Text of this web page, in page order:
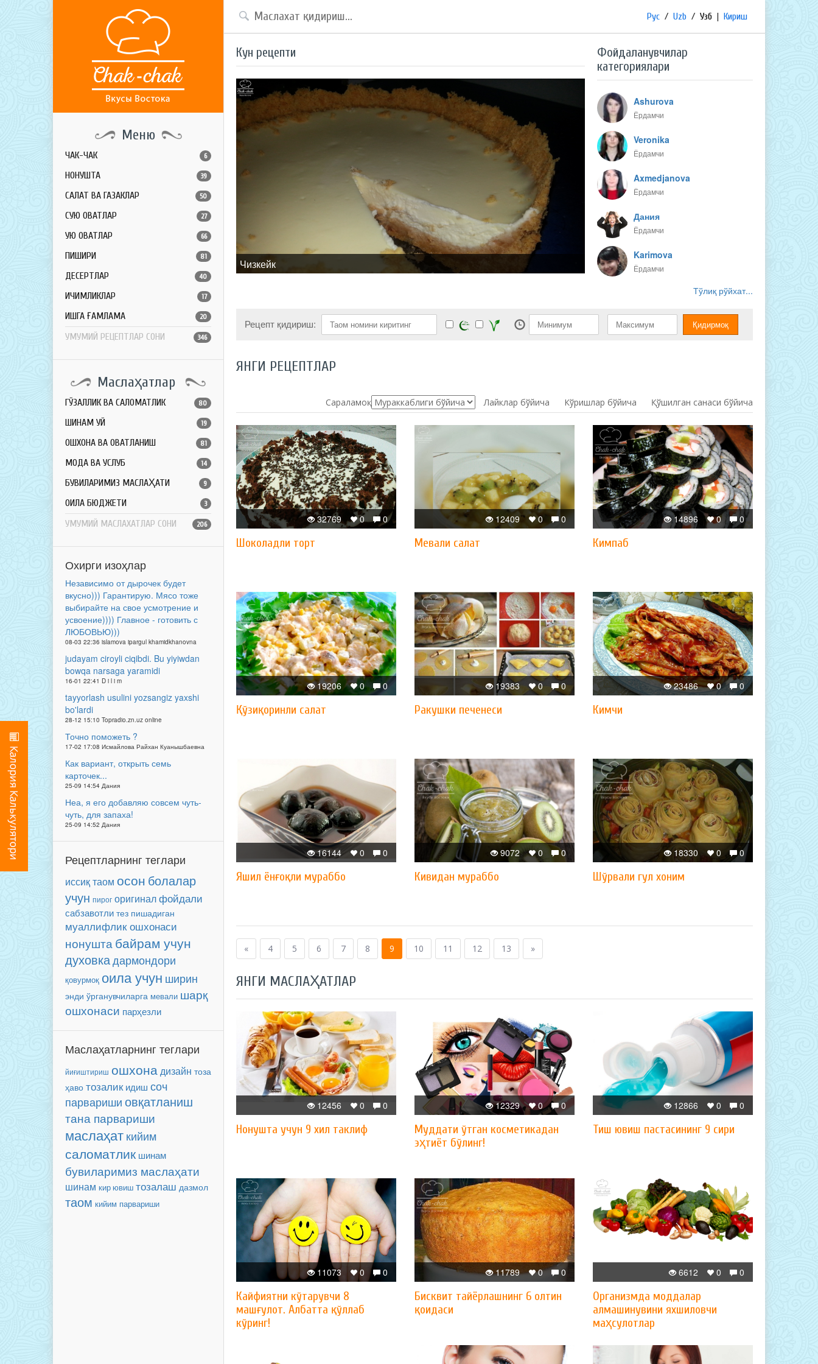
Меню
ЧАК-ЧАК 6
НОНУШТА 39
САЛАТ ВА ГАЗАКЛАР 50
СУЮҚ ОВҚАТЛАР 27
ҚУЮҚ ОВҚАТЛАР 66
ПИШИРИҚ 81
ДЕСЕРТЛАР 40
ИЧИМЛИКЛАР 17
ҚИШГА ҒАМЛАМА 20
УМУМИЙ РЕЦЕПТЛАР СОНИ 346
Маслаҳатлар
ГЎЗАЛЛИК ВА САЛОМАТЛИК 80
ШИНАМ УЙ 19
ОШХОНА ВА ОВҚАТЛАНИШ 81
МОДА ВА УСЛУБ 14
БУВИЛАРИМИЗ МАСЛАҲАТИ 9
ОИЛА БЮДЖЕТИ 3
УМУМИЙ МАСЛАХАТЛАР СОНИ 206
Охирги изоҳлар
Независимо от дырочек будет
вкусно))) Гарантирую. Мясо тоже
выбирайте на свое усмотрение и
усвоение)))) Главное - готовить с
ЛЮБОВЬЮ)))
08-03 22:36 islamova ipargul khamidkhanovna
judayam ciroyli ciqibdi. Bu yiyiwdan
bowqa narsaga yaramidi
16-01 22:41 D i l i m
tayyorlash usulini yozsangiz yaxshi
bo'lardi
28-12 15:10 Topradio.zn.uz online
Точно поможеть ?
17-02 17:08 Исмайлова Райхан Куанышбаевна
Как вариант, открыть семь
карточек...
25-09 14:54 Дания
Неа, я его добавляю совсем чуть-
чуть, для запаха!
25-09 14:52 Дания
Рецептларнинг теглари
иссиқ таом осон болалар
учун пирог оригиналфойдали
сабзавотли тез пишадиган
муаллифлик ошхонаси
нонушта байрам учун
духовкадармондори
қовурмоқ оила учун ширин
энди ўрганувчиларга мевали шарқ
ошхонаси парҳезли
Маслаҳатларнинг теглари
йиғиштириш ошхонадизайн тоза
ҳаво тозалик идиш соч
парваришиовқатланиш
тана парвариши
маслаҳат кийим
саломатлик шинам
бувиларимиз маслаҳати
шинам кир ювиш тозалаш дазмол
таом кийим парвариши
Рус / Uzb / Узб | Кириш
Кун рецепти
Чизкейк
Фойдаланувчилар
категориялари
Ashurova
Ёрдамчи
Veronika
Ёрдамчи
Axmedjanova
Ёрдамчи
Дания
Ёрдамчи
Karimova
Ёрдамчи
Тўлиқ рўйхат...
Рецепт қидириш:
ЯНГИ РЕЦЕПТЛАР
Сараламоқ: Лайклар бўйича Кўришлар бўйича Қўшилган санаси бўйича
0
0
32769
Шоколадли торт
0
0
12409
Мевали салат
0
0
14896
Кимпаб
0
0
19206
Қўзиқоринли салат
0
0
19383
Ракушки печенеси
0
0
23486
Кимчи
0
0
16144
Яшил ёнғоқли мураббо
0
0
9072
Кивидан мураббо
0
0
18330
Шўрвали гул хоним
« 4 5 6 7 8 9 10 11 12 13 »
ЯНГИ МАСЛАҲАТЛАР
0
0
12456
Нонушта учун 9 хил таклиф
0
0
12329
Муддати ўтган косметикадан
эҳтиёт бўлинг!
0
0
12866
Тиш ювиш пастасининг 9 сири
0
0
11073
Кайфиятни кўтарувчи 8
машғулот. Албатта қўллаб
кўринг!
0
0
11789
Бисквит тайёрлашнинг 6 олтин
қоидаси
0
0
6612
Организмда моддалар
алмашинувини яхшиловчи
маҳсулотлар